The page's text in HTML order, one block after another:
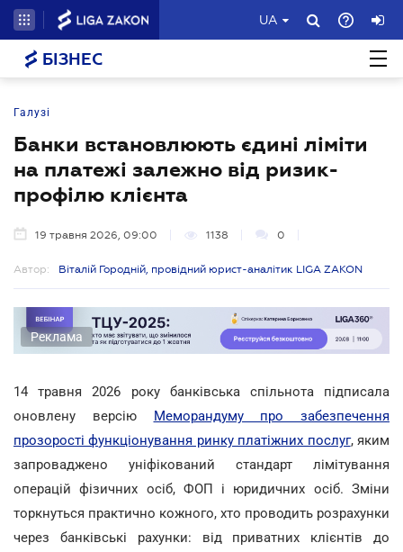
UA
БІЗНЕС
Галузі
Банки встановлюють єдині ліміти
на платежі залежно від ризик-
профілю клієнта
19 травня 2026, 09:00 1138 0
Автор: Віталій Городній, провідний юрист-аналітик LIGA ZAKON
Реклама
14 травня 2026 року банківська спільнота підписала
оновлену версію Меморандуму про забезпечення
прозорості функціонування ринку платіжних послуг, яким
запроваджено уніфікований стандарт лімітування
операцій фізичних осіб, ФОП і юридичних осіб. Зміни
торкнуться практично кожного, хто проводить розрахунки
через банківські рахунки: від приватних клієнтів до